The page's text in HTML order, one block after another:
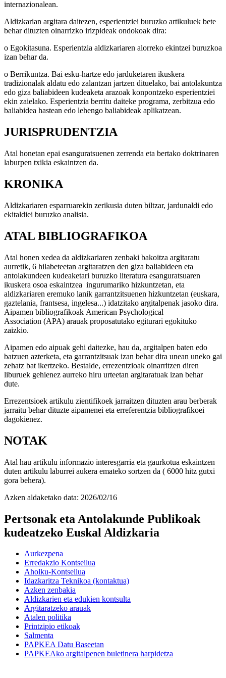
internazionalean.
Aldizkarian argitara daitezen, esperientziei buruzko artikuluek bete
behar dituzten oinarrizko irizpideak ondokoak dira:
o Egokitasuna. Esperientzia aldizkariaren alorreko ekintzei buruzkoa
izan behar da.
o Berrikuntza. Bai esku-hartze edo jarduketaren ikuskera
tradizionalak aldatu edo zalantzan jartzen dituelako, bai antolakuntza
edo giza baliabideen kudeaketa arazoak konpontzeko esperientziei
ekin zaielako. Esperientzia berritu daiteke programa, zerbitzua edo
baliabidea hastean edo lehengo baliabideak aplikatzean.
JURISPRUDENTZIA
Atal honetan epai esanguratsuenen zerrenda eta bertako doktrinaren
laburpen txikia eskaintzen da.
KRONIKA
Aldizkariaren esparruarekin zerikusia duten biltzar, jardunaldi edo
ekitaldiei buruzko analisia.
ATAL BIBLIOGRAFIKOA
Atal honen xedea da aldizkariaren zenbaki bakoitza argitaratu
aurretik, 6 hilabeteetan argitaratzen den giza baliabideen eta
antolakundeen kudeaketari buruzko literatura esanguratsuaren
ikuskera osoa eskaintzea ingurumariko hizkuntzetan, eta
aldizkariaren eremuko lanik garrantzitsuenen hizkuntzetan (euskara,
gaztelania, frantsesa, ingelesa...) idatzitako argitalpenak jasoko dira.
Aipamen bibliografikoak American Psychological
Association (APA) arauak proposatutako egiturari egokituko
zaizkio.
Aipamen edo aipuak gehi daitezke, hau da, argitalpen baten edo
batzuen azterketa, eta garrantzitsuak izan behar dira unean uneko gai
zehatz bat ikertzeko. Bestalde, errezentzioak oinarritzen diren
liburuek gehienez aurreko hiru urteetan argitaratuak izan behar
dute.
Errezentsioek artikulu zientifikoek jarraitzen dituzten arau berberak
jarraitu behar dituzte aipamenei eta erreferentzia bibliografikoei
dagokienez.
NOTAK
Atal hau artikulu informazio interesgarria eta gaurkotua eskaintzen
duten artikulu laburrei aukera emateko sortzen da ( 6000 hitz gutxi
gora behera).
Azken aldaketako data: 2026/02/16
Pertsonak eta Antolakunde Publikoak
kudeatzeko Euskal Aldizkaria
Aurkezpena
Erredakzio Kontseilua
Aholku-Kontseilua
Idazkaritza Teknikoa (kontaktua)
Azken zenbakia
Aldizkarien eta edukien kontsulta
Argitaratzeko arauak
Atalen politika
Printzipio etikoak
Salmenta
PAPKEA Datu Baseetan
PAPKEAko argitalpenen buletinera harpidetza